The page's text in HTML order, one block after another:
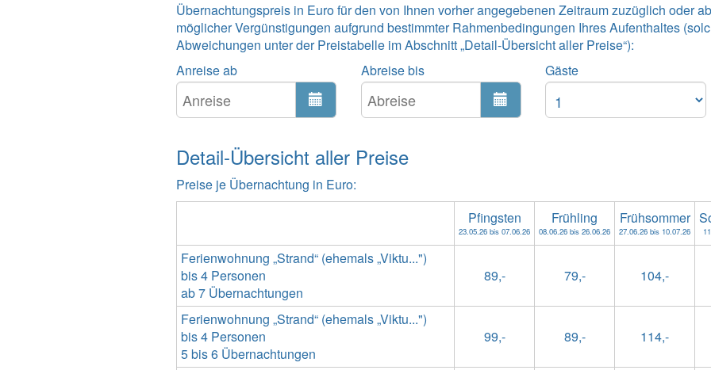
Übernachtungspreis in Euro für den von Ihnen vorher angegebenen Zeitraum zuzüglich oder
möglicher Vergünstigungen aufgrund bestimmter Rahmenbedingungen Ihres Aufenthaltes
Abweichungen unter der Preistabelle im Abschnitt „Detail-Übersicht aller Preise“):
Anreise ab
Abreise bis Gäste
Detail-Übersicht aller Preise
Preise je Übernachtung in Euro:
Ferienwohnung „Strand“ (ehemals „Viktu...")
bis 4 Personen
ab 7 Übernachtungen
Ferienwohnung „Strand“ (ehemals „Viktu...")
bis 4 Personen
5 bis 6 Übernachtungen
Pfingsten
23.05.26 bis 07.06.26
Frühling
08.06.26 bis 26.06.26
Frühsommer
27.06.26 bis 10.07.26
89,- 79,- 104,-
99,- 89,- 114,-